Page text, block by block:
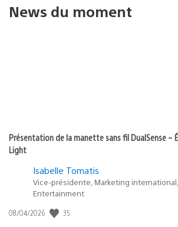
News du moment
Présentation de la manette sans fil DualSense –
Light
Isabelle Tomatis
Vice-présidente, Marketing
Entertainment
Date
08/04/2026 35